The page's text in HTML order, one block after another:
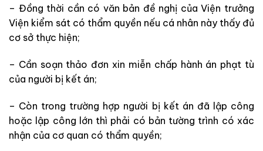
– Đồng thời cần có văn bản đề nghị của Viện trưởng
Viện kiểm sát có thẩm quyền nếu cá nhân này thấy đủ
cơ sở thực hiện;
– Cần soạn thảo đơn xin miễn chấp hành án phạt tù
của người bị kết án;
– Còn trong trường hợp người bị kết án đã lập công
hoặc lập công lớn thì phải có bản tường trình có xác
nhận của cơ quan có thẩm quyền;